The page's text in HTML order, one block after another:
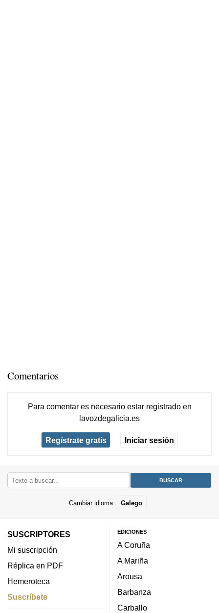
Comentarios
Para comentar es necesario estar registradoen
lavozdegalicia.es
Regístrate gratis Iniciar sesión
Cambiar idioma: Galego
SUSCRIPTORES
Mi suscripción
Réplica en PDF
Hemeroteca
Suscríbete
EDICIONES
A Coruña
A Mariña
Arousa
Barbanza
Carballo